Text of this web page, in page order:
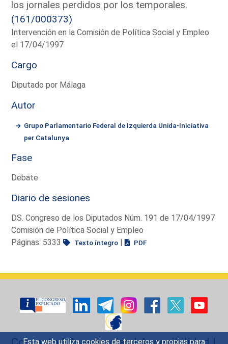
Esta web utiliza cookies de terceros y propias para
los jornales perdidos por los temporales.
(161/000373)
Intervención en la Comisión de Política Social y Empleo
el 17/04/1997
Cargo
Diputado por Málaga
Autor
Grupo Parlamentario Federal de Izquierda Unida-Iniciativa
per Catalunya
Fase
Debate
Diario de sesiones
DS. Congreso de los Diputados Núm. 191 de 17/04/1997
Comisión de Política Social y Empleo
Páginas: 5333
Texto íntegro | PDF